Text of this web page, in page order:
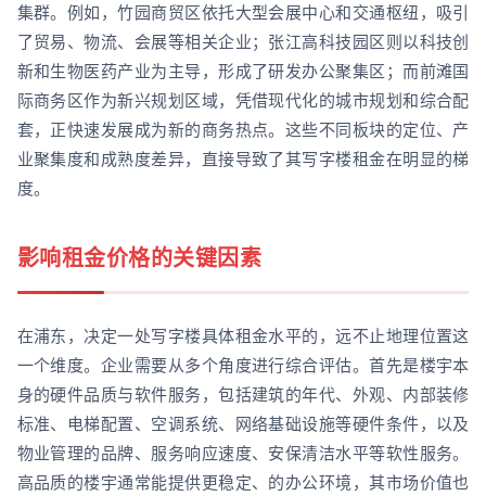
集群。例如，竹园商贸区依托大型会展中心和交通枢纽，吸引
了贸易、物流、会展等相关企业；张江高科技园区则以科技创
新和生物医药产业为主导，形成了研发办公聚集区；而前滩国
际商务区作为新兴规划区域，凭借现代化的城市规划和综合配
套，正快速发展成为新的商务热点。这些不同板块的定位、产
业聚集度和成熟度差异，直接导致了其写字楼租金在明显的梯
度。
影响租金价格的关键因素
在浦东，决定一处写字楼具体租金水平的，远不止地理位置这
一个维度。企业需要从多个角度进行综合评估。首先是楼宇本
身的硬件品质与软件服务，包括建筑的年代、外观、内部装修
标准、电梯配置、空调系统、网络基础设施等硬件条件，以及
物业管理的品牌、服务响应速度、安保清洁水平等软性服务。
高品质的楼宇通常能提供更稳定、的办公环境，其市场价值也